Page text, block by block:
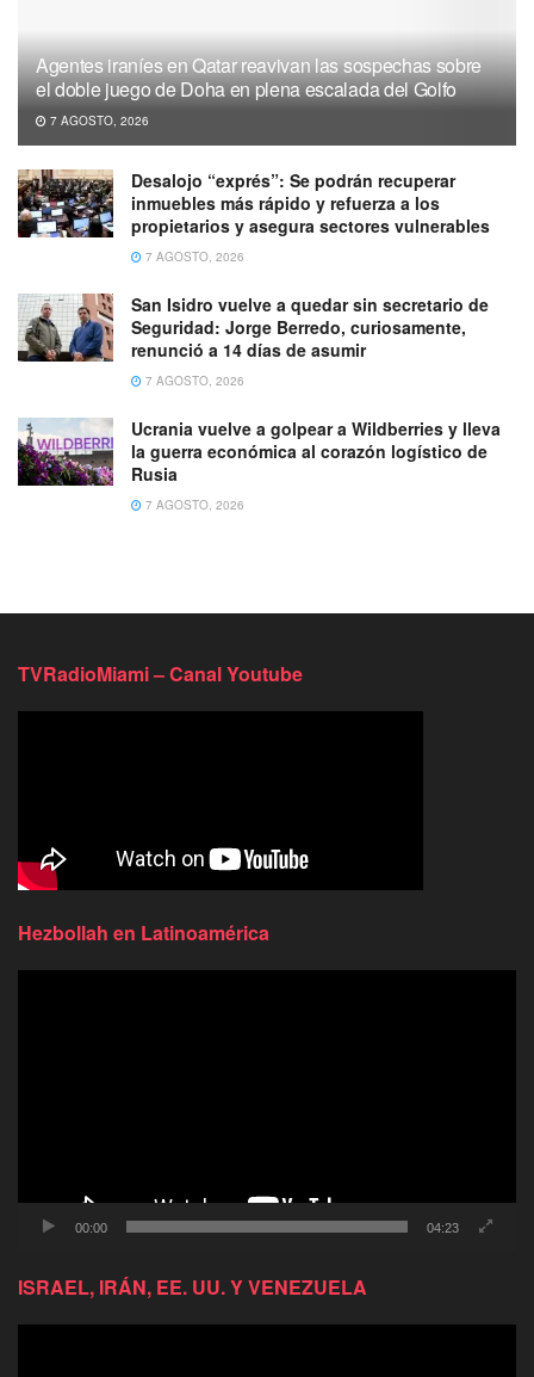
Agentes iraníes en Qatar reavivan las sospechas sobre
el doble juego de Doha en plena escalada del Golfo
7 AGOSTO, 2026
Desalojo “exprés”: Se podrán recuperar
inmuebles más rápido y refuerza a los
propietarios y asegura sectores vulnerables
7 AGOSTO, 2026
San Isidro vuelve a quedar sin secretario de
Seguridad: Jorge Berredo, curiosamente,
renunció a 14 días de asumir
7 AGOSTO, 2026
Ucrania vuelve a golpear a Wildberries y lleva
la guerra económica al corazón logístico de
Rusia
7 AGOSTO, 2026
TVRadioMiami – Canal Youtube
Hezbollah en Latinoamérica
00:00 04:23
ISRAEL, IRÁN, EE. UU. Y VENEZUELA